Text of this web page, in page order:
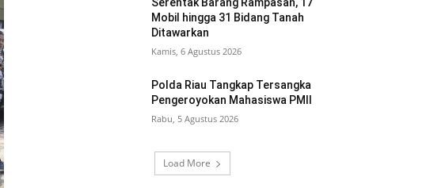
Serentak Barang Rampasan, 17
Mobil hingga 31 Bidang Tanah
Ditawarkan
Kamis, 6 Agustus 2026
Polda Riau Tangkap Tersangka
Pengeroyokan Mahasiswa PMII
Rabu, 5 Agustus 2026
Load More